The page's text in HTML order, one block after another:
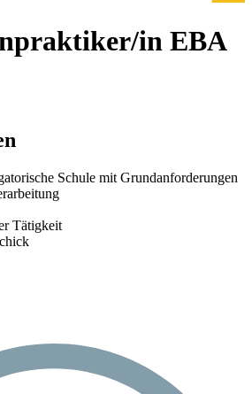
in EBA
Schule mit Grundanforderungen
Tätigkeit